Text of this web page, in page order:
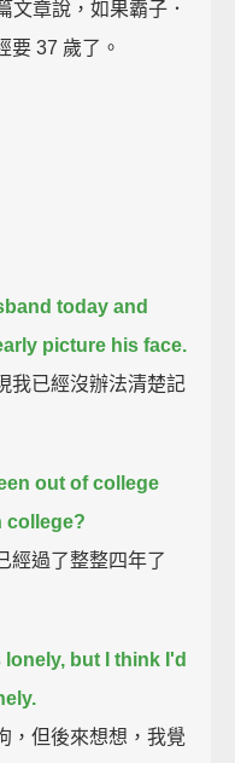
文章說，如果霸子．
要 37 歲了。
today and
picture his face.
我已經沒辦法清楚記
out of college
college?
經過了整整四年了
lonely, but I think I'd
，但後來想想，我覺